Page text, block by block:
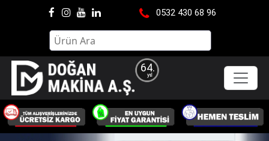
0532 430 68 96
64.